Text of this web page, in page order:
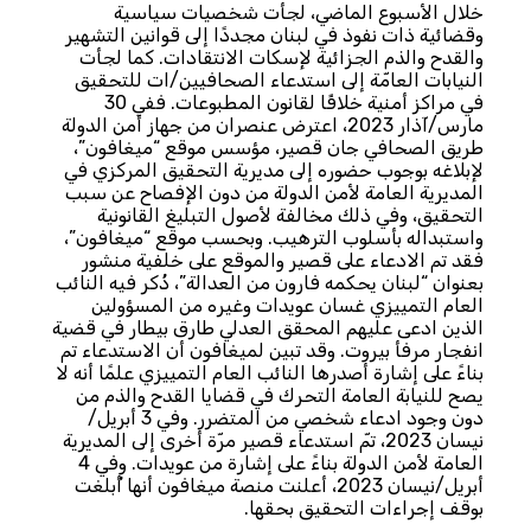
خلال الأسبوع الماضي، لجأت شخصيات سياسية
وقضائية ذات نفوذ في لبنان مجددًا إلى قوانين التشهير
والقدح والذم الجزائية لإسكات الانتقادات. كما لجأت
النيابات العامّة إلى استدعاء الصحافيين/ات للتحقيق
في مراكز أمنية خلافًا لقانون المطبوعات. ففي 30
مارس/آذار 2023، اعترض عنصران من جهاز أمن الدولة
طريق الصحافي جان قصير، مؤسس موقع “ميغافون”،
لإبلاغه بوجوب حضوره إلى مديرية التحقيق المركزي في
المديرية العامة لأمن الدولة من دون الإفصاح عن سبب
التحقيق، وفي ذلك مخالفة لأصول التبليغ القانونية
واستبداله بأسلوب الترهيب. وبحسب موقع “ميغافون”،
فقد تم الادعاء على قصير والموقع على خلفية منشور
بعنوان “لبنان يحكمه فارون من العدالة”، ذُكر فيه النائب
العام التمييزي غسان عويدات وغيره من المسؤولين
الذين ادعى عليهم المحقق العدلي طارق بيطار في قضية
انفجار مرفأ بيروت. وقد تبين لميغافون أن الاستدعاء تم
بناءً على إشارة أصدرها النائب العام التمييزي علمًا أنه لا
يصح للنيابة العامة التحرك في قضايا القدح والذم من
دون وجود ادعاء شخصي من المتضرر. وفي 3 أبريل/
نيسان 2023، تمّ استدعاء قصير مرّة أخرى إلى المديرية
العامة لأمن الدولة بناءً على إشارة من عويدات. وفي 4
أبريل/نيسان 2023، أعلنت منصة ميغافون أنها أُبلغت
بوقف إجراءات التحقيق بحقها.